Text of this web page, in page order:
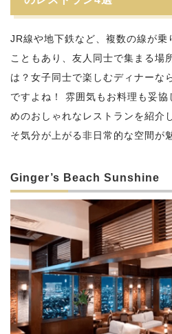
JR線や地下鉄など、複数の線が乗
こともあり、友人同士で集まる場
は？女子同士で楽しむディナーな
ですよね！ 雰囲気もお料理も妥
めのおしゃれなレストランを紹介
そ気分が上がる非日常的な空間が
Ginger’s Beach Sunshine